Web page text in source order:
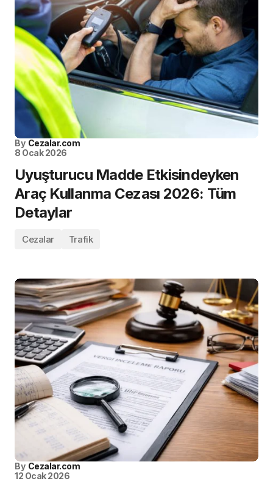
By Cezalar.com
8 Ocak 2026
Uyuşturucu Madde Etkisindeyken
Araç Kullanma Cezası 2026: Tüm
Detaylar
Cezalar Trafik
By Cezalar.com
12 Ocak 2026